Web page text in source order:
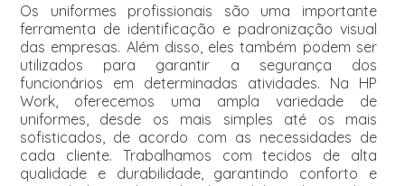
Os uniformes profissionais são uma importante
ferramenta de identificação e padronização visual
das empresas. Além disso, eles também podem ser
utilizados para garantir a segurança dos
funcionários em determinadas atividades. Na HP
Work, oferecemos uma ampla variedade de
uniformes, desde os mais simples até os mais
sofisticados, de acordo com as necessidades de
cada cliente. Trabalhamos com tecidos de alta
qualidade e durabilidade, garantindo conforto e